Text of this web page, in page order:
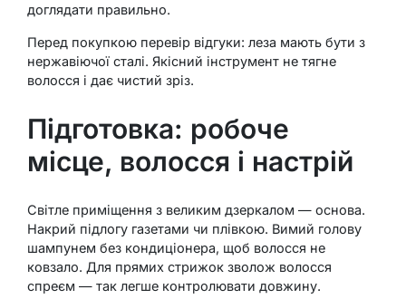
доглядати правильно.
Перед покупкою перевір відгуки: леза мають бути з
нержавіючої сталі. Якісний інструмент не тягне
волосся і дає чистий зріз.
Підготовка: робоче
місце, волосся і настрій
Світле приміщення з великим дзеркалом — основа.
Накрий підлогу газетами чи плівкою. Вимий голову
шампунем без кондиціонера, щоб волосся не
ковзало. Для прямих стрижок зволож волосся
спреєм — так легше контролювати довжину.